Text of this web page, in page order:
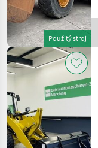
Použitý stroj